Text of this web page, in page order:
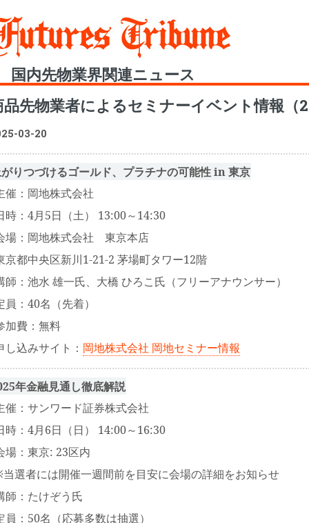
国内先物業界関連ニュース
品先物業者によるセミナーイベント情報（
03-20
りつづけるゴールド、プラチナの可能性 in 東京
催：岡地株式会社
時：4月5日（土） 13:00～14:30
場：岡地株式会社 東京本店
京都中央区新川1-21-2 茅場町タワー12階
師：池水 雄一氏、大橋 ひろこ氏（フリーアナウンサー）
員：40名（先着）
加費：無料
し込みサイト： 岡地株式会社 岡地セミナー情報
年金融見通し徹底解説
催：サンワード証券株式会社
時：4月6日（日） 14:00～16:30
場：東京: 23区内
選者には開催一週間前を目安に会場の詳細をお知らせ
師：たけぞう氏
員：50名（応募多数は抽選）
Toggle